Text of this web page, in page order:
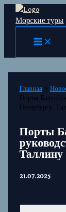
Перейти
Морские туры
Главная
Порты
Петербургу,
Порты
Таллину
21.07.2025